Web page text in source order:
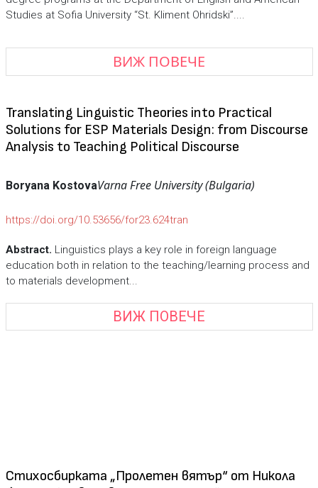
Studies at Sofia University “St. Kliment Ohridski”....
ВИЖ ПОВЕЧЕ
Translating Linguistic Theories into Practical
Solutions for ESP Materials Design: from Discourse
Analysis to Teaching Political Discourse
Boryana KostovaVarna Free University (Bulgaria)
https://doi.org/10.53656/for23.624tran
Abstract. Linguistics plays a key role in foreign language
education both in relation to the teaching/learning process and
to materials development...
ВИЖ ПОВЕЧЕ
Стихосбирката „Пролетен вятър“ от Никола